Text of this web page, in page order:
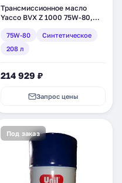
Трансмиссионное масло
Yacco BVX Z 1000 75W-80,
75W-80
Синтетическое
208 л
214 929 ₽
Запрос цены
Под заказ